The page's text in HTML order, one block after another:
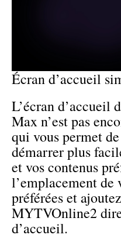
Écran d’accueil
L’écran d’accueil
Max n’est pas
qui vous permet
démarrer plus
et vos contenus
l’emplacement de
préférées et
MYTVOnline2
d’accueil.